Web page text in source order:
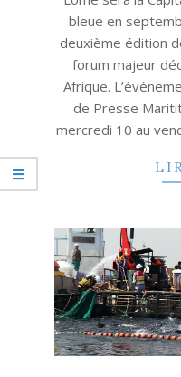
bleue en
deuxième édition
forum majeur
Afrique.
de Presse
mercredi 10 au